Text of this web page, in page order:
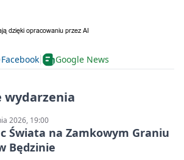
Facebook Google News
wydarzenia
2026, 19:00
Świata na Zamkowym Graniu
Będzinie